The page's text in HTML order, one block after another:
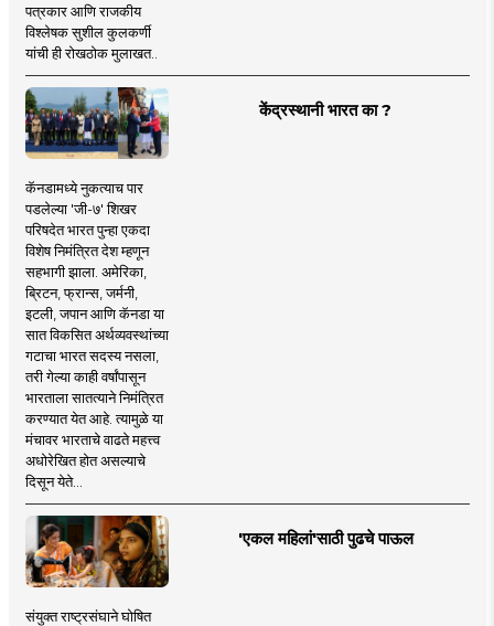
पत्रकार आणि राजकीय
विश्लेषक सुशील कुलकर्णी
यांची ही रोखठोक मुलाखत..
केंद्रस्थानी भारत का ?
कॅनडामध्ये नुकत्याच पार
पडलेल्या 'जी-७' शिखर
परिषदेत भारत पुन्हा एकदा
विशेष निमंत्रित देश म्हणून
सहभागी झाला. अमेरिका,
ब्रिटन, फ्रान्स, जर्मनी,
इटली, जपान आणि कॅनडा या
सात विकसित अर्थव्यवस्थांच्या
गटाचा भारत सदस्य नसला,
तरी गेल्या काही वर्षांपासून
भारताला सातत्याने निमंत्रित
करण्यात येत आहे. त्यामुळे या
मंचावर भारताचे वाढते महत्त्व
अधोरेखित होत असल्याचे
दिसून येते...
'एकल महिलां'साठी पुढचे पाऊल
संयुक्त राष्ट्रसंघाने घोषित